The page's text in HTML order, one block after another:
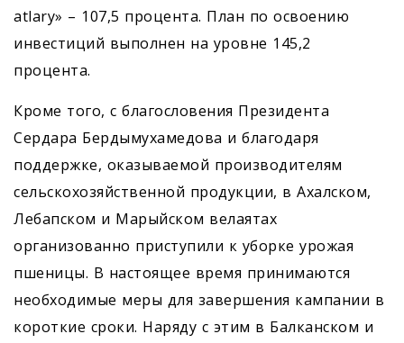
atlary» – 107,5 процента. План по освоению
инвестиций выполнен на уровне 145,2
процента.
Кроме того, с благословения Президента
Сердара Бердымухамедова и благодаря
поддержке, оказываемой производителям
сельскохозяйственной продукции, в Ахалском,
Лебапском и Марыйском велаятах
организованно приступили к уборке урожая
пшеницы. В настоящее время принимаются
необходимые меры для завершения кампании в
короткие сроки. Наряду с этим в Балканском и